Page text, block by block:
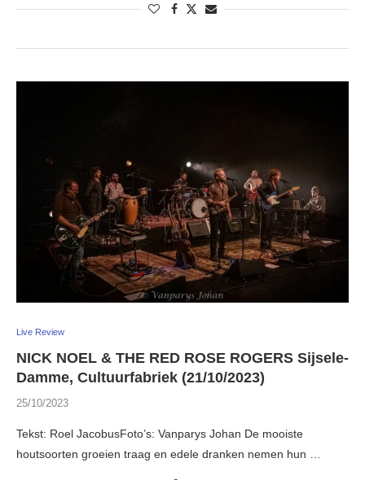
Live Review
NICK NOEL & THE RED ROSE ROGERS Sijsele-
Damme, Cultuurfabriek (21/10/2023)
25/10/2023
Tekst: Roel JacobusFoto’s: Vanparys Johan De mooiste
houtsoorten groeien traag en edele dranken nemen hun …